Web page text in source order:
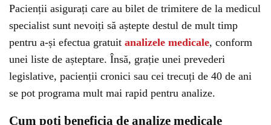
Pacienții asigurați care au bilet de trimitere de la medicul
specialist sunt nevoiți să aștepte destul de mult timp
pentru a-și efectua gratuit analizele medicale, conform
unei liste de așteptare. Însă, grație unei prevederi
legislative, pacienții cronici sau cei trecuți de 40 de ani
se pot programa mult mai rapid pentru analize.
Cum poți beneficia de analize medicale